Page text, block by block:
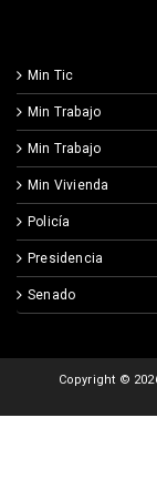
Min Tic
Min Trabajo
Min Trabajo
Min Vivienda
Policía
Presidencia
Senado
Copyright ©